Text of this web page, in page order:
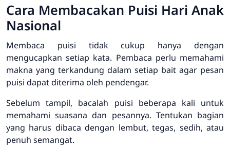
Cara Membacakan Puisi Hari Anak
Nasional
Membaca puisi tidak cukup hanya dengan
mengucapkan setiap kata. Pembaca perlu memahami
makna yang terkandung dalam setiap bait agar pesan
puisi dapat diterima oleh pendengar.
Sebelum tampil, bacalah puisi beberapa kali untuk
memahami suasana dan pesannya. Tentukan bagian
yang harus dibaca dengan lembut, tegas, sedih, atau
penuh semangat.